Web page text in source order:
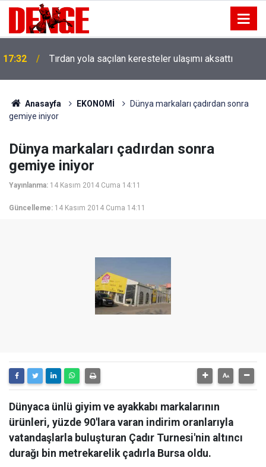
17:32 Tırdan yola saçılan keresteler ulaşımı aksattı
Anasayfa EKONOMİ
Dünya markaları çadırdan sonra
gemiye iniyor
Dünya markaları çadırdan sonra
gemiye iniyor
Yayınlanma: 14 Kasım 2014 Cuma 14:11
Güncelleme: 14 Kasım 2014 Cuma 14:11
Dünyaca ünlü giyim ve ayakkabı markalarının
ürünleri, yüzde 90'lara varan indirim oranlarıyla
vatandaşlarla buluşturan Çadır Turnesi'nin altıncı
durağı bin metrekarelik çadırla Bursa oldu.